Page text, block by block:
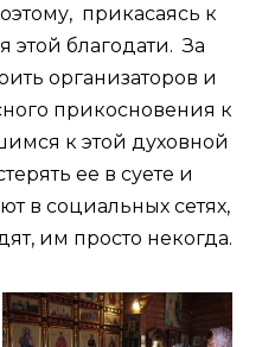
прикасаясь к
благодати. За
организаторов и
прикосновения к
к этой духовной
ее в суете и
в социальных сетях,
им просто некогда.